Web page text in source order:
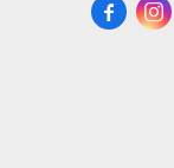
 